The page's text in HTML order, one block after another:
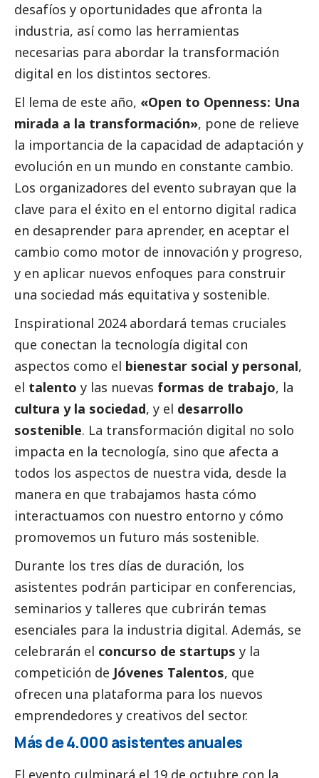
desafíos y oportunidades que afronta la
industria, así como las herramientas
necesarias para abordar la transformación
digital en los distintos sectores.
El lema de este año, «Open to Openness: Una
mirada a la transformación», pone de relieve
la importancia de la capacidad de adaptación y
evolución en un mundo en constante cambio.
Los organizadores del evento subrayan que la
clave para el éxito en el entorno digital radica
en desaprender para aprender, en aceptar el
cambio como motor de innovación y progreso,
y en aplicar nuevos enfoques para construir
una sociedad más equitativa y sostenible.
Inspirational 2024 abordará temas cruciales
que conectan la tecnología digital con
aspectos como el bienestar social y personal,
el talento y las nuevas formas de trabajo, la
cultura y la sociedad, y el desarrollo
sostenible. La transformación digital no solo
impacta en la tecnología, sino que afecta a
todos los aspectos de nuestra vida, desde la
manera en que trabajamos hasta cómo
interactuamos con nuestro entorno y cómo
promovemos un futuro más sostenible.
Durante los tres días de duración, los
asistentes podrán participar en conferencias,
seminarios y talleres que cubrirán temas
esenciales para la industria digital. Además, se
celebrarán el concurso de startups y la
competición de Jóvenes Talentos, que
ofrecen una plataforma para los nuevos
emprendedores y creativos del sector.
Más de 4.000 asistentes anuales